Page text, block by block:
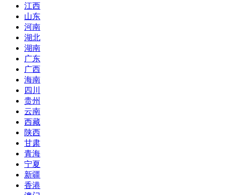
江西
山东
河南
湖北
湖南
广东
广西
海南
四川
贵州
云南
西藏
陕西
甘肃
青海
宁夏
新疆
香港